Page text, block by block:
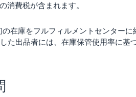
消費税が含まれます。
在庫をフルフィルメントセンター
た出品者には、在庫保管使用率に基